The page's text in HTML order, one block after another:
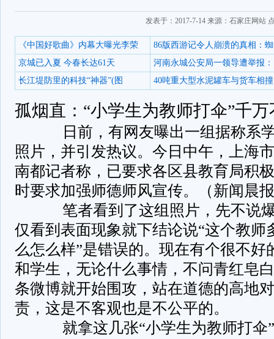
发表于：2017-7-14 来源：石家庄网站
《中国好歌曲》内幕大曝光李荣
86版西游记令人崩溃的真相：蜘
京城已入夏 今春长达61天
河南永城公安局一领导遭举报：
长江堤防里的科技“神器”(图
40吨重大型水泥罐车与货车相撞
孤烟直：“小学生为教师打伞”千
日前，有网友曝出一组据称系学
照片，并引发热议。今日中午，上海
南都记者称，已要求各区县教育局积
时要求加强师德师风宣传。（新闻晨
笔者看到了这组照片，先不说爆
仅看到表面现象就下结论说“这个教师
么怎么样”是错误的。现在有个很不好
和学生，无论什么事情，不问青红皂
条微博就开始围攻，站在道德的高地
责，这是不客观也是不公平的。
就拿这几张“小学生为教师打伞”